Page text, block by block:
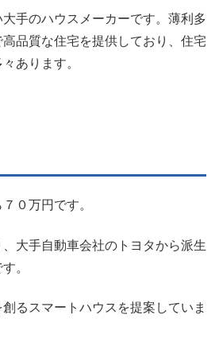
手のハウスメーカーです。薄利多
品質な住宅を提供しており、住宅
あります。
０万円です。
大手自動車会社のトヨタから派生
。
る スマートハウス を提案していま